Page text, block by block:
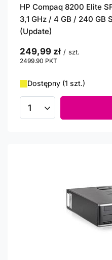
HP Compaq 8200 Elite
3,1 GHz / 4 GB / 240 GB
(Update)
249,99 zł / szt.
2499.90 PKT
Dostępny (1 szt.)
Ilość produktów